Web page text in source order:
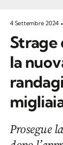
4 Settembre 2024
Strage
la
Prosegue